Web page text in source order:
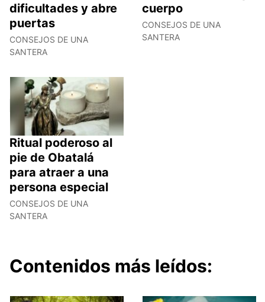
dificultades y abre
puertas
CONSEJOS DE UNA
SANTERA
cuerpo
CONSEJOS DE UNA
SANTERA
Ritual poderoso al
pie de Obatalá
para atraer a una
persona especial
CONSEJOS DE UNA
SANTERA
Contenidos más leídos: